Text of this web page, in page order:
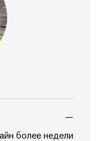
—
более недели